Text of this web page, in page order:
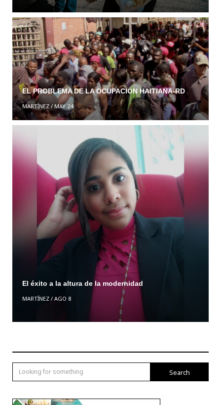
EL PROBLEMA DE LA OCUPACIÓN HAITIANA-RD
MARTÍNEZ/ MAY 24
El éxito a la altura de la modernidad
MARTÍNEZ/ AGO 8
Search